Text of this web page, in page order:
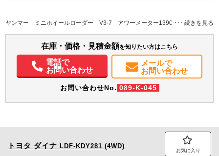
ヤンマー ミニホイールローダー V3-7 アワーメーター1390ｈ
在庫・価格・見積金額を知りたい方はこちら
電話で
お問い合わせ
メールで
お問い合わせ
お問い合わせNo. 089-K-045
トヨタ ダイナ LDF-KDY281 (4WD)
お気に入り